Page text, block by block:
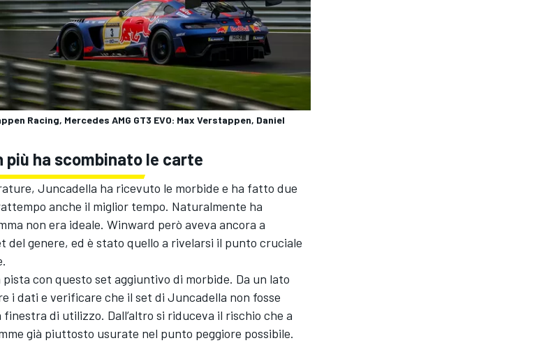
Racing, Mercedes AMG GT3 EVO: Max Verstappen, Daniel
più ha scombinato le carte
Juncadella ha ricevuto le morbide e ha fatto due
anche il miglior tempo. Naturalmente ha
non era ideale. Winward però aveva ancora a
del genere, ed è stato quello a rivelarsi il punto cruciale
con questo set aggiuntivo di morbide. Da un lato
i dati e verificare che il set di Juncadella non fosse
di utilizzo. Dall’altro si riduceva il rischio che a
già piuttosto usurate nel punto peggiore possibile.